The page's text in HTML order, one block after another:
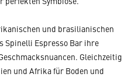
und brasilianischen
Spinelli Espresso Bar ihre
Gleichzeitig
und Afrika für Boden und